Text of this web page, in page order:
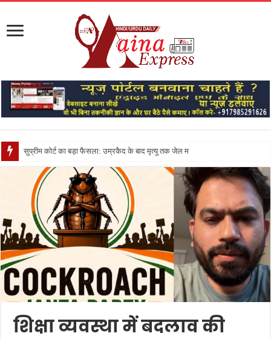
सुप्रीम कोर्ट का बड़ा फैसला: उम्रकैद के बाद मृत्यु तक जेल में रखने की सजा संविधान
शिक्षा व्यवस्था में बदलाव की